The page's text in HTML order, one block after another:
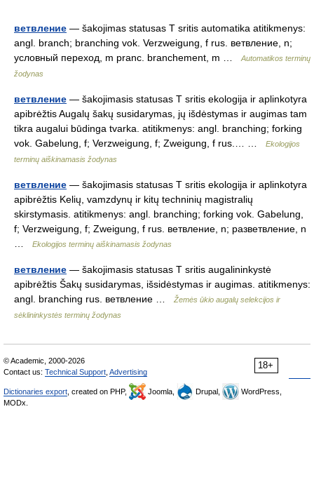
ветвление — šakojimas statusas T sritis automatika atitikmenys:
angl. branch; branching vok. Verzweigung, f rus. ветвление, n;
условный переход, m pranc. branchement, m …
Automatikos terminų
žodynas
ветвление — šakojimasis statusas T sritis ekologija ir aplinkotyra
apibrėžtis Augalų šakų susidarymas, jų išdėstymas ir augimas tam
tikra augalui būdinga tvarka. atitikmenys: angl. branching; forking
vok. Gabelung, f; Verzweigung, f; Zweigung, f rus.… …
Ekologijos
terminų aiškinamasis žodynas
ветвление — šakojimasis statusas T sritis ekologija ir aplinkotyra
apibrėžtis Kelių, vamzdynų ir kitų techninių magistralių
skirstymasis. atitikmenys: angl. branching; forking vok. Gabelung,
f; Verzweigung, f; Zweigung, f rus. ветвление, n; разветвление, n
Ekologijos terminų aiškinamasis žodynas
ветвление — šakojimasis statusas T sritis augalininkystė
apibrėžtis Šakų susidarymas, išsidėstymas ir augimas. atitikmenys:
angl. branching rus. ветвление …
Žemės ūkio augalų selekcijos ir
sėklininkystės terminų žodynas
18+
© Academic, 2000-2026
Contact us: Technical Support Advertising
Dictionaries export , created on PHP, Joomla, Drupal,
WordPress,
MODx.